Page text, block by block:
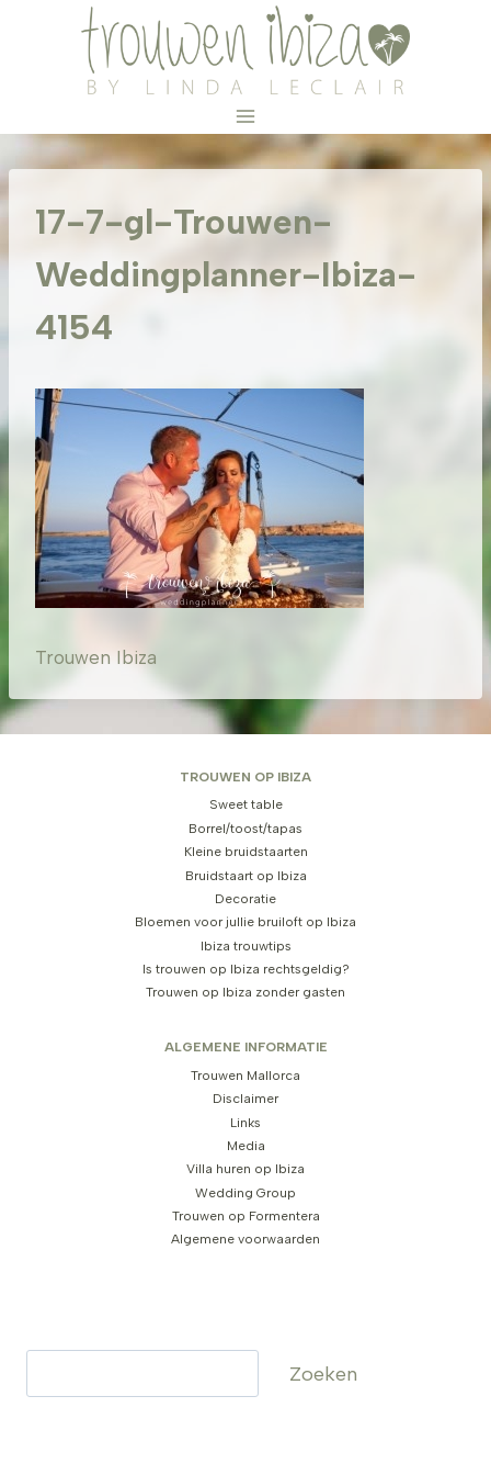
17-7-gl-Trouwen-
Weddingplanner-Ibiza-
4154
Trouwen Ibiza
TROUWEN OP IBIZA
Sweet table
Borrel/toost/tapas
Kleine bruidstaarten
Bruidstaart op Ibiza
Decoratie
Bloemen voor jullie bruiloft op Ibiza
Ibiza trouwtips
Is trouwen op Ibiza rechtsgeldig?
Trouwen op Ibiza zonder gasten
ALGEMENE INFORMATIE
Trouwen Mallorca
Disclaimer
Links
Media
Villa huren op Ibiza
Wedding Group
Trouwen op Formentera
Algemene voorwaarden
Zoeken